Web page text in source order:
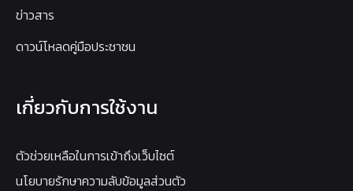
ข่าวสาร
ดาวน์โหลดคู่มือประชาชน
เกี่ยวกับการใช้งาน
ตัวช่วยเหลือในการเข้าถึงเว็บไซต์
นโยบายรักษาความลับข้อมูลส่วนตัว